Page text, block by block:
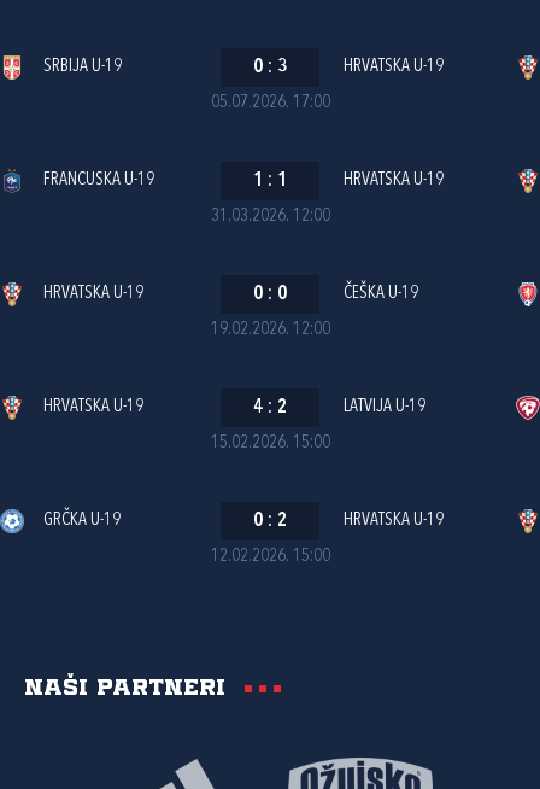
05.07.2026. 17:00
SRBIJA U-19 0 : 3 HRVATSKA U-19
31.03.2026. 12:00
FRANCUSKA U-19 1 : 1 HRVATSKA U-19
19.02.2026. 12:00
HRVATSKA U-19 0 : 0 ČEŠKA U-19
15.02.2026. 15:00
HRVATSKA U-19 4 : 2 LATVIJA U-19
12.02.2026. 15:00
GRČKA U-19 0 : 2 HRVATSKA U-19
Naši partneri